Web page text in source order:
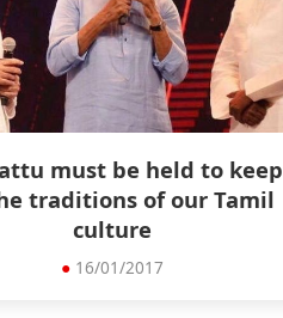
must be held to keep
traditions of our Tamil
culture
● 16/01/2017